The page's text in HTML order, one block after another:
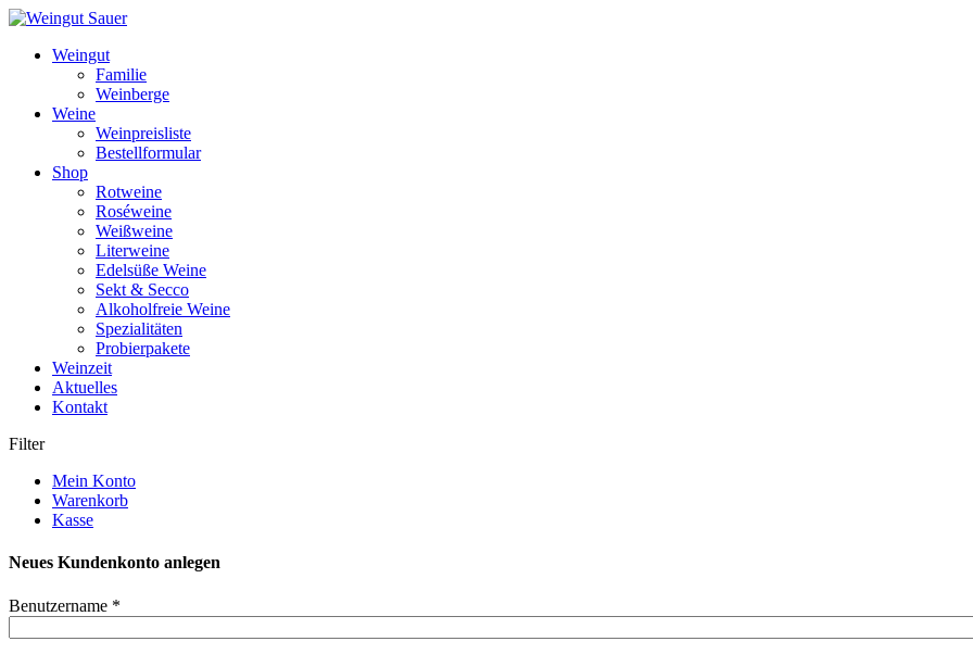
Weiter
Inhalt
Weingut
Familie
Weinberge
Weine
Weinpreisliste
Bestellformular
Shop
Rotweine
Roséweine
Weißweine
Literweine
Edelsüße Weine
Sekt & Secco
Alkoholfreie Weine
Spezialitäten
Probierpakete
Weinzeit
Aktuelles
Kontakt
Filter
Mein Konto
Warenkorb
Kasse
Neues Kundenkonto anlegen
Benutzername *